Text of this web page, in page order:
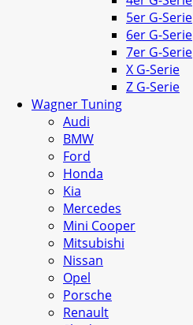
5er G-Serie
6er G-Serie
7er G-Serie
X G-Serie
Z G-Serie
Wagner Tuning
Audi
BMW
Ford
Honda
Kia
Mercedes
Mini Cooper
Mitsubishi
Nissan
Opel
Porsche
Renault